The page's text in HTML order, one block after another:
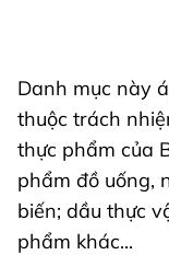
Danh mục này
thuộc trách
thực phẩm của
phẩm đồ uống,
biến; dầu thực
phẩm khác...